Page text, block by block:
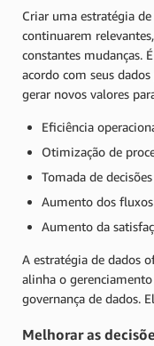
Criar uma estratégia
continuarem
constantes mudanças.
acordo com seus
gerar novos valores
Eficiência
Otimização de
Tomada de
Aumento dos
Aumento da
A estratégia de dados
alinha o
governança de dados.
Melhorar as